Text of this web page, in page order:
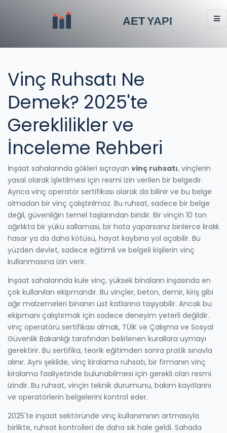
Vinç Ruhsatı Ne
Demek? 2025'te
Gereklilikler ve
İnceleme Rehberi
İnşaat sahalarında gökleri sıçrayan vinç ruhsatı, vinçlerin
yasal olarak işletilmesi için resmi izin verilen bir belgedir.
Ayrıca vinç operatör sertifikası olarak da bilinir ve bu belge
olmadan bir vinç çalıştırılmaz. Bu ruhsat, sadece bir belge
değil, güvenliğin temel taşlarından biridir. Bir vinçin 10 ton
ağırlıkta bir yükü sallaması, bir hata yaparsanız binlerce liralık
hasar ya da daha kötüsü, hayat kaybına yol açabilir. Bu
yüzden devlet, sadece eğitimli ve belgeli kişilerin vinç
kullanmasına izin verir.
İnşaat sahalarında kule vinç, yüksek binaların inşasında en
çok kullanılan ekipmandır. Bu vinçler, beton, demir, kiriş gibi
ağır malzemeleri binanın üst katlarına taşıyabilir. Ancak bu
ekipmanı çalıştırmak için sadece deneyim yeterli değildir.
vinç operatörü sertifikası almak, TÜİK ve Çalışma ve Sosyal
Güvenlik Bakanlığı tarafından belirlenen kurallara uymayı
gerektirir. Bu sertifika, teorik eğitimden sonra pratik sınavla
alınır. Aynı şekilde, vinç kiralama ruhsatı, bir firmanın vinç
kiralama faaliyetinde bulunabilmesi için gerekli olan resmi
izindir. Bu ruhsat, vinçin teknik durumunu, bakım kayıtlarını
ve operatörlerin belgelerini kontrol eder.
2025'te inşaat sektöründe vinç kullanımının artmasıyla
birlikte, ruhsat kontrolleri de daha sık hale geldi. Sahada